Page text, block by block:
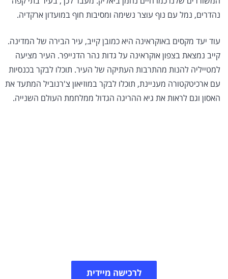
נהדרים, נמל עם נוף עוצר נשימה ומסיבות חוף במועדון ארקדיה.
עוד יעד מקסים באוקראינה היא כמובן קייב, עיר הבירה של המדינה.
קייב נמצאת בצפון אוקראינה על גדות נהר הדנייפר. העיר מציעה
למטייליה להנות מהתרבות העתיקה של העיר. תוכלו לבקר בכנסיות
עם ארכיטקטורה מעניינת, תוכלו לבקר במוזיאון צ'רנוביל המתעד את
האסון וגם לראות את גיא ההריגה הגדול ממלחמת העולם השנייה.
לרכישה מיידית